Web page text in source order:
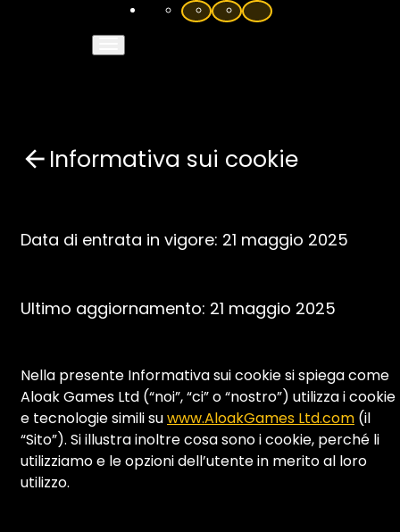
Informativa sui cookie
Data di entrata in vigore: 21 maggio 2025
Ultimo aggiornamento: 21 maggio 2025
Nella presente Informativa sui cookie si spiega come
Aloak Games Ltd (“noi”, “ci” o “nostro”) utilizza i cookie
e tecnologie simili suwww.AloakGames Ltd.com (il
“Sito”). Si illustra inoltre cosa sono i cookie, perché li
utilizziamo e le opzioni dell’utente in merito al loro
utilizzo.